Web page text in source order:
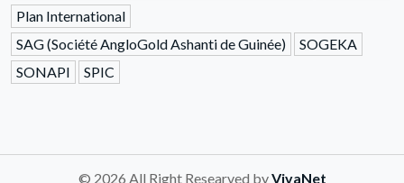
Plan International
SAG (Société AngloGold Ashanti de Guinée)
SOGEKA
SONAPI
SPIC
© 2026 All Right Researved byVivaNet